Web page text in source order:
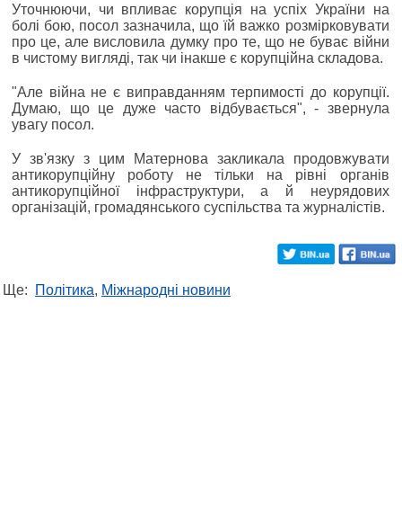
Уточнюючи, чи впливає корупція на успіх України на
болі бою, посол зазначила, що їй важко розмірковувати
про це, але висловила думку про те, що не буває війни
в чистому вигляді, так чи інакше є корупційна складова.
"Але війна не є виправданням терпимості до корупції.
Думаю, що це дуже часто відбувається", - звернула
увагу посол.
У зв'язку з цим Матернова закликала продовжувати
антикорупційну роботу не тільки на рівні органів
антикорупційної інфраструктури, а й неурядових
організацій, громадянського суспільства та журналістів.
Ще: Політика, Міжнародні новини